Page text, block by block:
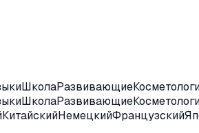
ШколаРазвивающие
ШколаРазвивающие
КитайскийНемецкийФранцузский